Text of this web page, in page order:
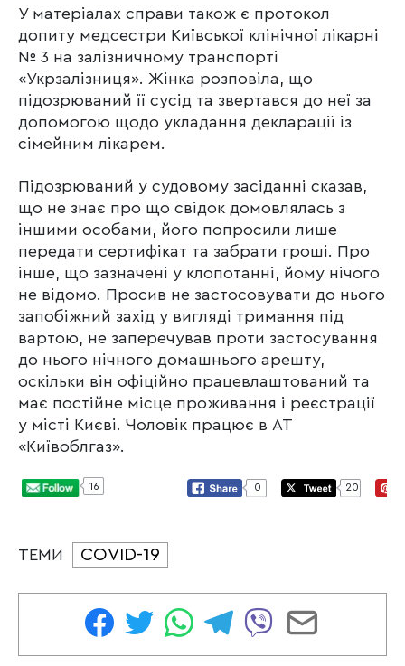
У матеріалах справи також є протокол
допиту медсестри Київської клінічної лікарні
№ 3 на залізничному транспорті
«Укрзалізниця». Жінка розповіла, що
підозрюваний її сусід та звертався до неї за
допомогою щодо укладання декларації із
сімейним лікарем.
Підозрюваний у судовому засіданні сказав,
що не знає про що свідок домовлялась з
іншими особами, його попросили лише
передати сертифікат та забрати гроші. Про
інше, що зазначені у клопотанні, йому нічого
не відомо. Просив не застосовувати до нього
запобіжний захід у вигляді тримання під
вартою, не заперечував проти застосування
до нього нічного домашнього арешту,
оскільки він офіційно працевлаштований та
має постійне місце проживання і реєстрації
у місті Києві. Чоловік працює в АТ
«Київоблгаз».
16 0 20
ТЕМИ COVID-19